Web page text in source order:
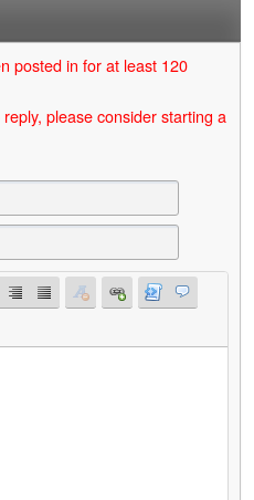
posted in for at least 120
please consider starting a